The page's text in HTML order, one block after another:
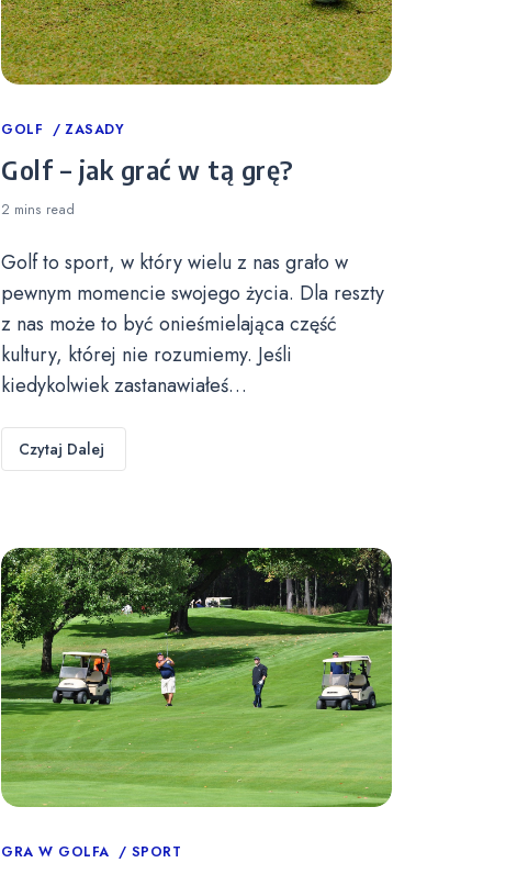
Categories
GOLF ZASADY
Golf – jak grać w tą grę?
2 mins read
Golf to sport, w który wielu z nas grało w
pewnym momencie swojego życia. Dla reszty
z nas może to być onieśmielająca część
kultury, której nie rozumiemy. Jeśli
kiedykolwiek zastanawiałeś…
Czytaj Dalej
Categories
GRA W GOLFA SPORT